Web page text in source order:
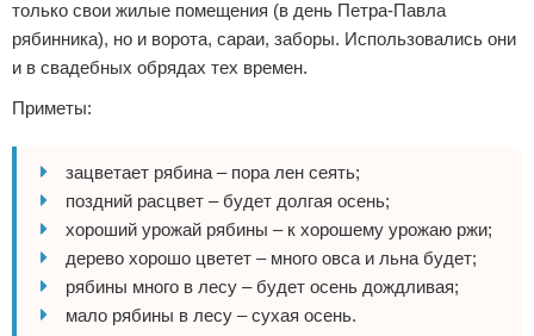
только свои жилые помещения (в день Петра-Павла
рябинника), но и ворота, сараи, заборы. Использовались они
и в свадебных обрядах тех времен.
Приметы:
зацветает рябина – пора лен сеять;
поздний расцвет – будет долгая осень;
хороший урожай рябины – к хорошему урожаю ржи;
дерево хорошо цветет – много овса и льна будет;
рябины много в лесу – будет осень дождливая;
мало рябины в лесу – сухая осень.